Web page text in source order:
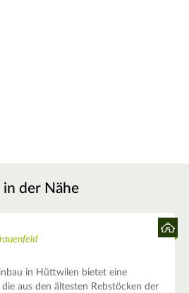
der Nähe
in Hüttwilen bietet eine
aus den ältesten Rebstöcken der